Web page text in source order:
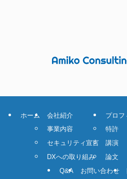
ホーム
会社紹介
事業内容
セキュリティ宣言
DXへの取り組み
プロフ
特許
講演
論文
Q&A お問い合わせ